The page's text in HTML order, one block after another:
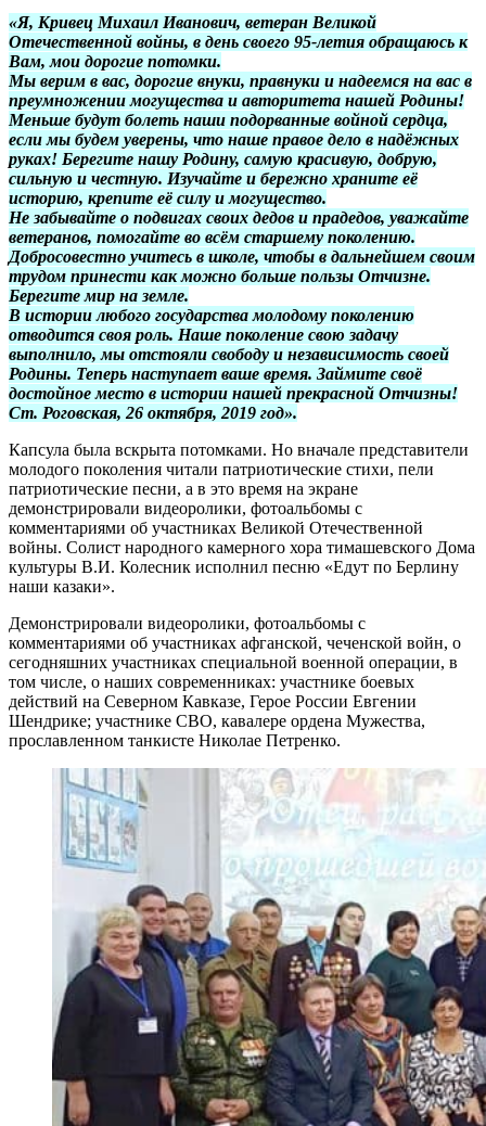
«Я, Кривец Михаил Иванович, ветеран Великой
Отечественной войны, в день своего 95-летия обращаюсь к
Вам, мои дорогие потомки.
Мы верим в вас, дорогие внуки, правнуки и надеемся на вас в
преумножении могущества и авторитета нашей Родины!
Меньше будут болеть наши подорванные войной сердца,
если мы будем уверены, что наше правое дело в надёжных
руках! Берегите нашу Родину, самую красивую, добрую,
сильную и честную. Изучайте и бережно храните её
историю, крепите её силу и могущество.
Не забывайте о подвигах своих дедов и прадедов, уважайте
ветеранов, помогайте во всём старшему поколению.
Добросовестно учитесь в школе, чтобы в дальнейшем своим
трудом принести как можно больше пользы Отчизне.
Берегите мир на земле.
В истории любого государства молодому поколению
отводится своя роль. Наше поколение свою задачу
выполнило, мы отстояли свободу и независимость своей
Родины. Теперь наступает ваше время. Займите своё
достойное место в истории нашей прекрасной Отчизны!
Ст. Роговская, 26 октября, 2019 год».
Капсула была вскрыта потомками. Но вначале представители
молодого поколения читали патриотические стихи, пели
патриотические песни, а в это время на экране
демонстрировали видеоролики, фотоальбомы с
комментариями об участниках Великой Отечественной
войны. Солист народного камерного хора тимашевского Дома
культуры В.И. Колесник исполнил песню «Едут по Берлину
наши казаки».
Демонстрировали видеоролики, фотоальбомы с
комментариями об участниках афганской, чеченской войн, о
сегодняшних участниках специальной военной операции, в
том числе, о наших современниках: участнике боевых
действий на Северном Кавказе, Герое России Евгении
Шендрике; участнике СВО, кавалере ордена Мужества,
прославленном танкисте Николае Петренко.